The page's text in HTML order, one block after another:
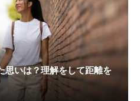
思いは？理解をして距離を